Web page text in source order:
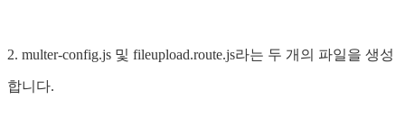
2. multer-config.js 및 fileupload.route.js라는 두 개의 파일을 생성
합니다.